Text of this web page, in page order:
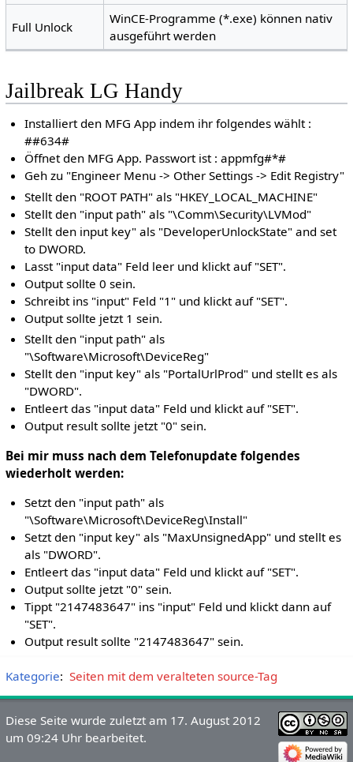
Full Unlock
WinCE-Programme (*.exe) können nativ
ausgeführt werden
Jailbreak LG Handy
Installiert den MFG App indem ihr folgendes wählt :
##634#
Öffnet den MFG App. Passwort ist : appmfg#*#
Geh zu "Engineer Menu -> Other Settings -> Edit Registry"
Stellt den "ROOT PATH" als "HKEY_LOCAL_MACHINE"
Stellt den "input path" als "\Comm\Security\LVMod"
Stellt den input key" als "DeveloperUnlockState" and set
to DWORD.
Lasst "input data" Feld leer und klickt auf "SET".
Output sollte 0 sein.
Schreibt ins "input" Feld "1" und klickt auf "SET".
Output sollte jetzt 1 sein.
Stellt den "input path" als
"\Software\Microsoft\DeviceReg"
Stellt den "input key" als "PortalUrlProd" und stellt es als
"DWORD".
Entleert das "input data" Feld und klickt auf "SET".
Output result sollte jetzt "0" sein.
Bei mir muss nach dem Telefonupdate folgendes
wiederholt werden:
Setzt den "input path" als
"\Software\Microsoft\DeviceReg\Install"
Setzt den "input key" als "MaxUnsignedApp" und stellt es
als "DWORD".
Entleert das "input data" Feld und klickt auf "SET".
Output sollte jetzt "0" sein.
Tippt "2147483647" ins "input" Feld und klickt dann auf
"SET".
Output result sollte "2147483647" sein.
Kategorie: Seiten mit dem veralteten source-Tag
Diese Seite wurde zuletzt am 17. August 2012
um 09:24 Uhr bearbeitet.